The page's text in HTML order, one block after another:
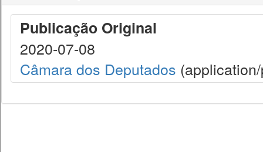
Publicação Original
2020-07-08
Câmara dos Deputados